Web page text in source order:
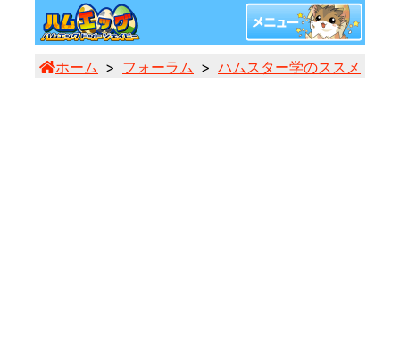
ホーム フォーラム ハムスター学のススメ